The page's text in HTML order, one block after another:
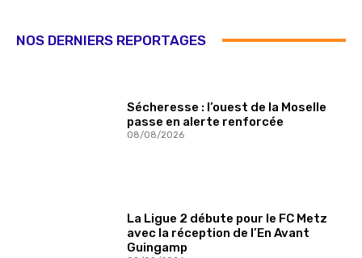
NOS DERNIERS REPORTAGES
Sécheresse : l’ouest de la Moselle
passe en alerte renforcée
08/08/2026
La Ligue 2 débute pour le FC Metz
avec la réception de l’En Avant
Guingamp